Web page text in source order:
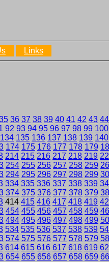
Links
36 37 38 39 40 41 42 43 44
92 93 94 95 96 97 98 99 100
134 135 136 137 138 139 140
174 175 176 177 178 179
214 215 216 217 218 219
254 255 256 257 258 259
294 295 296 297 298 299
334 335 336 337 338 339
374 375 376 377 378 379
414 415 416 417 418 419
454 455 456 457 458 459
494 495 496 497 498 499
534 535 536 537 538 539
574 575 576 577 578 579
614 615 616 617 618 619
654 655 656 657 658 659